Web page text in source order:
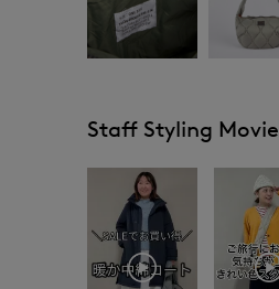
Staff Styling Movie